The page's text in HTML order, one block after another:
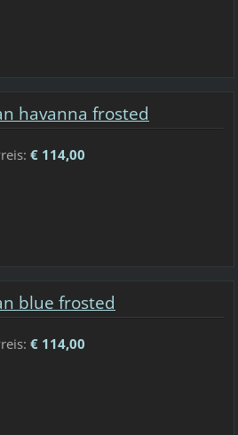
havanna frosted
€ 114,00
blue frosted
€ 114,00